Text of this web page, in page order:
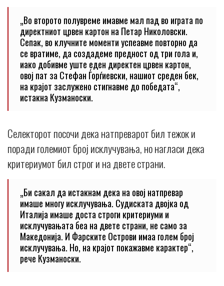
„Во второто полувреме имавме мал пад во играта по
директниот црвен картон на Петар Николовски.
Сепак, во клучните моменти успеавме повторно да
се вратиме, да создадеме предност од три гола и,
иако добивме уште еден директен црвен картон,
овој пат за Стефан Ѓорѓиевски, нашиот среден бек,
на крајот заслужено стигнавме до победата“,
истакна Кузманоски.
Селекторот посочи дека натпреварот бил тежок и
поради големиот број исклучувања, но нагласи дека
критериумот бил строг и на двете страни.
„Би сакал да истакнам дека на овој натпревар
имаше многу исклучувања. Судиската двојка од
Италија имаше доста строги критериуми и
исклучувањата беа на двете страни, не само за
Македонија. И Фарските Острови имаа голем број
исклучувања. Но, на крајот покажавме карактер“,
рече Кузманоски.